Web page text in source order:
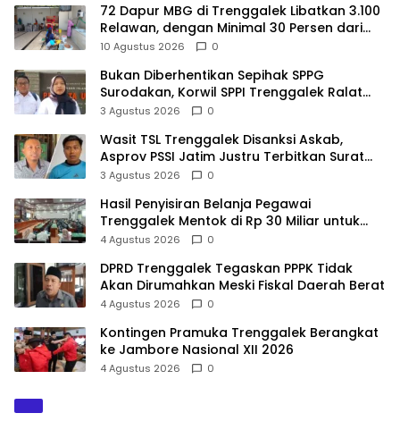
72 Dapur MBG di Trenggalek Libatkan 3.100
Relawan, dengan Minimal 30 Persen dari
Desil 1 dan 2
10 Agustus 2026 0
Bukan Diberhentikan Sepihak SPPG
Surodakan, Korwil SPPI Trenggalek Ralat
Pernyataan Soal Permata Umat Tolak MBG
3 Agustus 2026 0
Wasit TSL Trenggalek Disanksi Askab,
Asprov PSSI Jatim Justru Terbitkan Surat
Tugas di Hari yang Sama
3 Agustus 2026 0
Hasil Penyisiran Belanja Pegawai
Trenggalek Mentok di Rp 30 Miliar untuk
Infrastruktur
4 Agustus 2026 0
DPRD Trenggalek Tegaskan PPPK Tidak
Akan Dirumahkan Meski Fiskal Daerah Berat
4 Agustus 2026 0
Kontingen Pramuka Trenggalek Berangkat
ke Jambore Nasional XII 2026
4 Agustus 2026 0